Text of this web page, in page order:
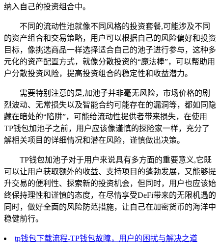
纳入自己的投资组合中。
不同的流动性池就像不同风格的投资套餐,可能涉及不同
的资产组合和交易策略，用户可以根据自己的风险偏好和投资
目标，像挑选商品一样选择适合自己的池子进行参与，这种多
元化的资产配置方式，就像分散投资的“魔法棒”，可以帮助用
户分散投资风险，提高投资组合的稳定性和收益潜力。
需要特别注意的是,加池子并非毫无风险，市场价格的剧
烈波动、无常损失以及智能合约可能存在的漏洞等，都如同隐
藏在暗处的“陷阱”，可能给流动性提供者带来损失，在使用
TP钱包加池子之前，用户应该像谨慎的探险家一样，充分了
解相关项目的详细情况和潜在风险，谨慎做出决策。
TP钱包加池子对于用户来说具有多方面的重要意义,它既
可以让用户获取额外的收益、支持项目的蓬勃发展，又能够提
升交易的便利性、探索新的投资机会，但同时，用户也应该始
终保持理性和谨慎的态度，在尽情享受DeFi带来的无限机遇的
同时，做好全面的风险防范措施，让自己在加密货币的海洋中
稳健前行。
tp钱包下载流程-TP钱包故障，用户的困扰与解决之道